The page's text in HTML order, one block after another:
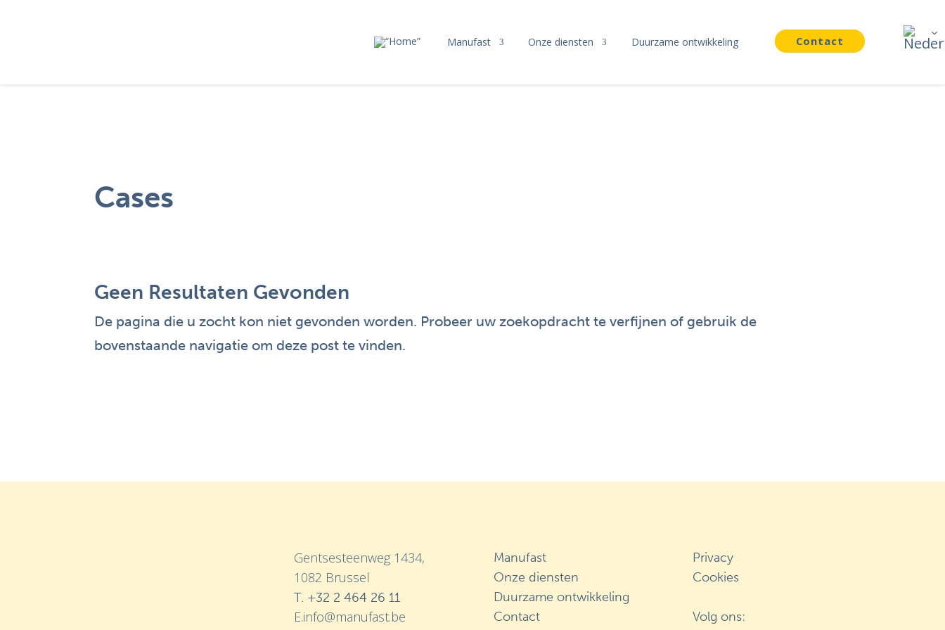
Manufast Onze diensten Duurzame ontwikkeling Contact
Cases
Geen Resultaten Gevonden
De pagina die u zocht kon niet gevonden worden. Probeer uw zoekopdracht te verfijnen of gebruik de
bovenstaande navigatie om deze post te vinden.
Gentsesteenweg 1434,
1082 Brussel
T. +32 2 464 26 11
E.info@manufast.be
Manufast
Onze diensten
Duurzame ontwikkeling
Contact
Privacy
Cookies
Volg ons: